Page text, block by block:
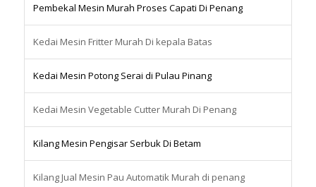
Pembekal Mesin Murah Proses Capati Di Penang
Kedai Mesin Fritter Murah Di kepala Batas
Kedai Mesin Potong Serai di Pulau Pinang
Kedai Mesin Vegetable Cutter Murah Di Penang
Kilang Mesin Pengisar Serbuk Di Betam
Kilang Jual Mesin Pau Automatik Murah di penang